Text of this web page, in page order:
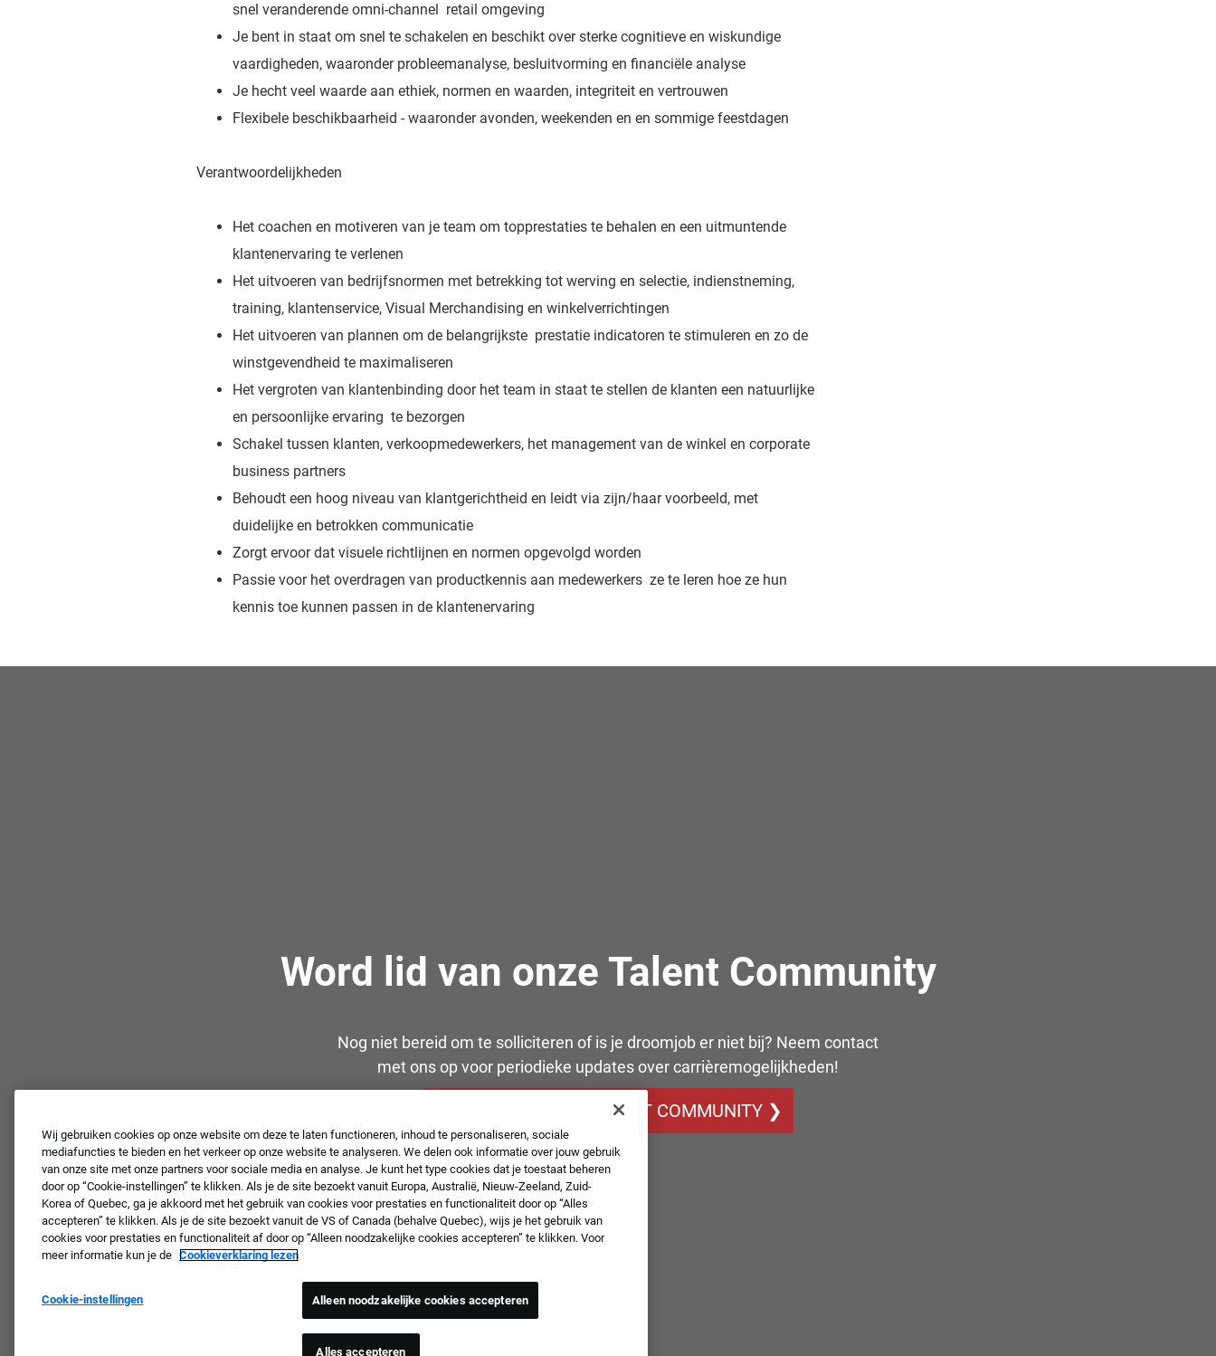
snel veranderende omni-channel retail omgeving
Je bent in staat om snel te schakelen en beschikt over sterke cognitieve en wiskundige
vaardigheden, waaronder probleemanalyse, besluitvorming en financiële analyse
Je hecht veel waarde aan ethiek, normen en waarden, integriteit en vertrouwen
Flexibele beschikbaarheid - waaronder avonden, weekenden en en sommige feestdagen
Verantwoordelijkheden
Het coachen en motiveren van je team om topprestaties te behalen en een uitmuntende
klantenervaring te verlenen
Het uitvoeren van bedrijfsnormen met betrekking tot werving en selectie, indienstneming,
training, klantenservice, Visual Merchandising en winkelverrichtingen
Het uitvoeren van plannen om de belangrijkste prestatie indicatoren te stimuleren en zo de
winstgevendheid te maximaliseren
Het vergroten van klantenbinding door het team in staat te stellen de klanten een natuurlijke
en persoonlijke ervaring te bezorgen
Schakel tussen klanten, verkoopmedewerkers, het management van de winkel en corporate
business partners
Behoudt een hoog niveau van klantgerichtheid en leidt via zijn/haar voorbeeld, met
duidelijke en betrokken communicatie
Zorgt ervoor dat visuele richtlijnen en normen opgevolgd worden
Passie voor het overdragen van productkennis aan medewerkers ze te leren hoe ze hun
kennis toe kunnen passen in de klantenervaring
Word lid van onze Talent Community
Nog niet bereid om te solliciteren of is je droomjob er niet bij? Neem contact
met ons op voor periodieke updates over carrièremogelijkheden!
WORD LID VAN DE TALENT COMMUNITY ❯
Wij gebruiken cookies op onze website om deze te laten functioneren, inhoud te personaliseren, sociale
mediafuncties te bieden en het verkeer op onze website te analyseren. We delen ook informatie over jouw gebruik
van onze site met onze partners voor sociale media en analyse. Je kunt het type cookies dat je toestaat beheren
door op “Cookie-instellingen” te klikken. Als je de site bezoekt vanuit Europa, Australië, Nieuw-Zeeland, Zuid-
Korea of Quebec, ga je akkoord met het gebruik van cookies voor prestaties en functionaliteit door op “Alles
accepteren” te klikken. Als je de site bezoekt vanuit de VS of Canada (behalve Quebec), wijs je het gebruik van
cookies voor prestaties en functionaliteit af door op “Alleen noodzakelijke cookies accepteren” te klikken. Voor
meer informatie kun je de Cookieverklaring lezen
Cookie-instellingen Alleen noodzakelijke cookies accepteren
Alles accepteren